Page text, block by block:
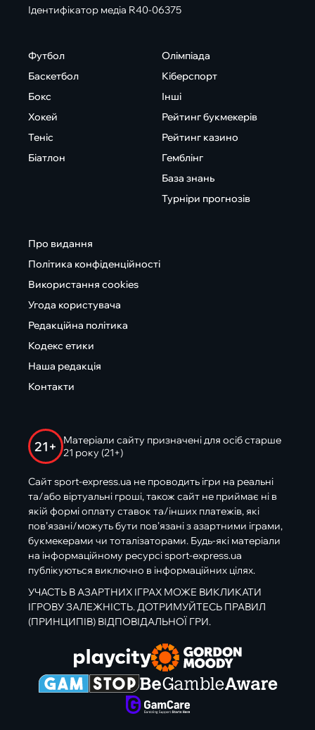
Ідентифікатор медіа R40-06375
Футбол
Баскетбол
Бокс
Хокей
Теніс
Біатлон
Олімпіада
Кіберспорт
Інші
Рейтинг букмекерів
Рейтинг казино
Гемблінг
База знань
Турніри прогнозів
Про видання
Політика конфіденційності
Використання cookies
Угода користувача
Редакційна політика
Кодекс етики
Наша редакція
Контакти
21+
Матеріали сайту призначені для осіб старше
21 року (21+)
Сайт sport-express.ua не проводить ігри на реальні
та/або віртуальні гроші, також сайт не приймає ні в
якій формі оплату ставок та/інших платежів, які
пов’язані/можуть бути пов’язані з азартними іграми,
букмекерами чи тоталізаторами. Будь-які матеріали
на інформаційному ресурсі sport-express.ua
публікуються виключно в інформаційних цілях.
УЧАСТЬ В АЗАРТНИХ ІГРАХ МОЖЕ ВИКЛИКАТИ
ІГРОВУ ЗАЛЕЖНІСТЬ. ДОТРИМУЙТЕСЬ ПРАВИЛ
(ПРИНЦИПІВ) ВІДПОВІДАЛЬНОЇ ГРИ.